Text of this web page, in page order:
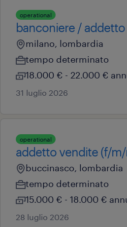
operational
banconiere / addetto
milano, lombardia
tempo determinato
18.000 € - 22.000 €
31 luglio 2026
operational
addetto vendite (f/
buccinasco, lombardia
tempo determinato
15.000 € - 18.000 €
28 luglio 2026